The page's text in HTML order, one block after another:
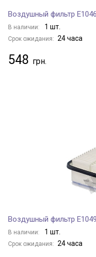
Воздушный фильтр
В наличии: 1 шт.
Срок ожидания: 24 часа
548
Воздушный фильтр
В наличии: 1 шт.
Срок ожидания: 24 часа